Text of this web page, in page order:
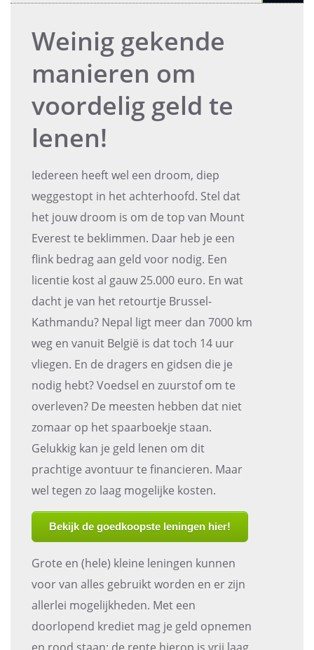
Weinig gekende
manieren om
voordelig geld te
lenen!
Iedereen heeft wel een droom, diep
weggestopt in het achterhoofd. Stel dat
het jouw droom is om de top van Mount
Everest te beklimmen. Daar heb je een
flink bedrag aan geld voor nodig. Een
licentie kost al gauw 25.000 euro. En wat
dacht je van het retourtje Brussel-
Kathmandu? Nepal ligt meer dan 7000 km
weg en vanuit België is dat toch 14 uur
vliegen. En de dragers en gidsen die je
nodig hebt? Voedsel en zuurstof om te
overleven? De meesten hebben dat niet
zomaar op het spaarboekje staan.
Gelukkig kan je geld lenen om dit
prachtige avontuur te financieren. Maar
wel tegen zo laag mogelijke kosten.
Bekijk de goedkoopste leningen hier!
Grote en (hele) kleine leningen kunnen
voor van alles gebruikt worden en er zijn
allerlei mogelijkheden. Met een
doorlopend krediet mag je geld opnemen